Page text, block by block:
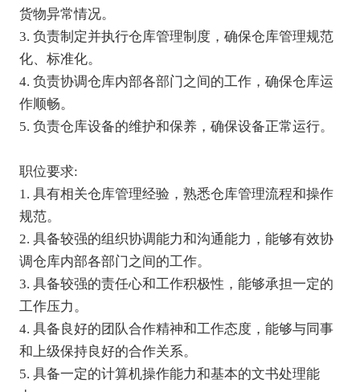
货物异常情况。
3. 负责制定并执行仓库管理制度，确保仓库管理规范
化、标准化。
4. 负责协调仓库内部各部门之间的工作，确保仓库运
作顺畅。
5. 负责仓库设备的维护和保养，确保设备正常运行。
职位要求:
1. 具有相关仓库管理经验，熟悉仓库管理流程和操作
规范。
2. 具备较强的组织协调能力和沟通能力，能够有效协
调仓库内部各部门之间的工作。
3. 具备较强的责任心和工作积极性，能够承担一定的
工作压力。
4. 具备良好的团队合作精神和工作态度，能够与同事
和上级保持良好的合作关系。
5. 具备一定的计算机操作能力和基本的文书处理能